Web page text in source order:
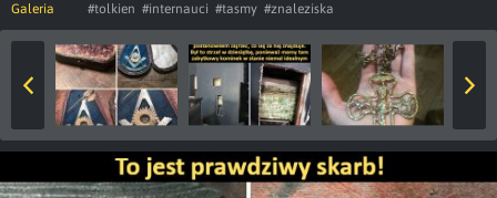
Galeria #tolkien #internauci #tasmy #znaleziska